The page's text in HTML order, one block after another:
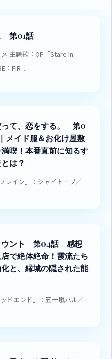
第01話
主題歌：OP「Stare In
：FIR ...
って、恋をする。 第0
イド服＆お化け屋敷
喫！本番直前に知るす
は？
レイン」：シャイトープ／
ウント 第04話 感想
店で絶体絶命！霞流たち
と、縁城の隠された能
ドエンド」：五十嵐ハル／